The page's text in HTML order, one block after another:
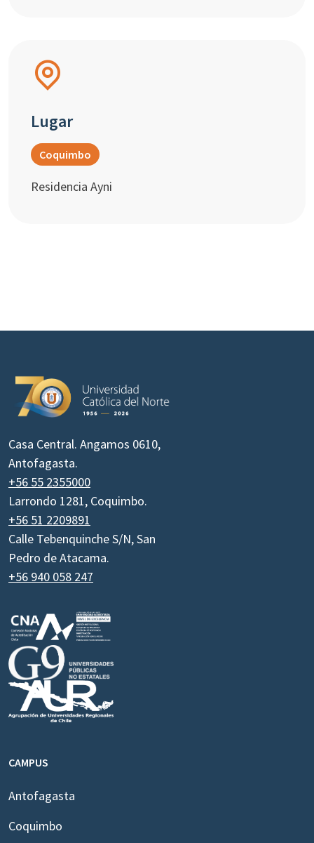
Lugar
Coquimbo
Residencia Ayni
Casa Central. Angamos 0610,
Antofagasta.
+56 55 2355000
Larrondo 1281, Coquimbo.
+56 51 2209891
Calle Tebenquinche S/N, San
Pedro de Atacama.
+56 940 058 247
CAMPUS
Antofagasta
Coquimbo